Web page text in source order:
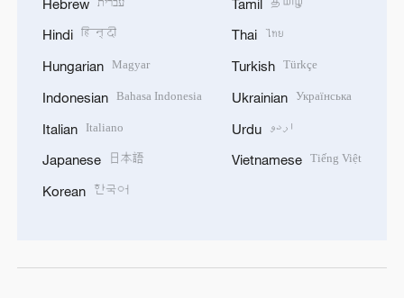
Hebrew
Hindi हिन्दी
Hungarian Magyar
Indonesian Bahasa Indonesia
Italian Italiano
Japanese 日本語
Korean 한국어
Tamil
Thai ไทย
Turkish Türkçe
Ukrainian Українська
Urdu اردو
Vietnamese Tiếng Việt